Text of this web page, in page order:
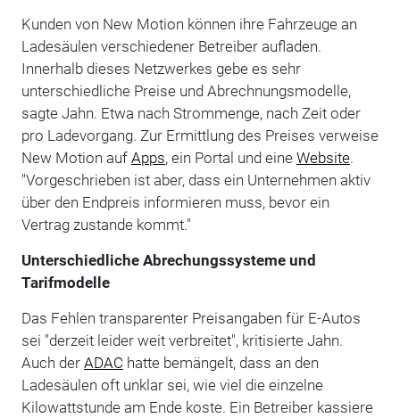
Kunden von New Motion können ihre Fahrzeuge an
Ladesäulen verschiedener Betreiber aufladen.
Innerhalb dieses Netzwerkes gebe es sehr
unterschiedliche Preise und Abrechnungsmodelle,
sagte Jahn. Etwa nach Strommenge, nach Zeit oder
pro Ladevorgang. Zur Ermittlung des Preises verweise
New Motion auf Apps, ein Portal und eine Website.
"Vorgeschrieben ist aber, dass ein Unternehmen aktiv
über den Endpreis informieren muss, bevor ein
Vertrag zustande kommt."
Unterschiedliche Abrechungssysteme und
Tarifmodelle
Das Fehlen transparenter Preisangaben für E-Autos
sei "derzeit leider weit verbreitet", kritisierte Jahn.
Auch der ADAC hatte bemängelt, dass an den
Ladesäulen oft unklar sei, wie viel die einzelne
Kilowattstunde am Ende koste. Ein Betreiber kassiere